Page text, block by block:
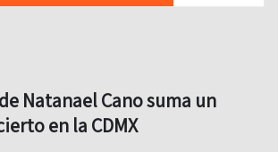
Natanael Cano suma un
en la CDMX